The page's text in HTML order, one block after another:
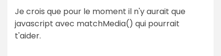
Je crois que pour le moment il n'y aurait que
javascript avec matchMedia() qui pourrait
t'aider.